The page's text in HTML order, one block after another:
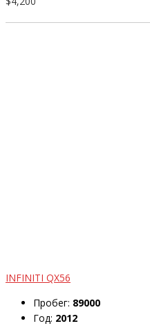
INFINITI QX56
Пробег: 89000
Год: 2012